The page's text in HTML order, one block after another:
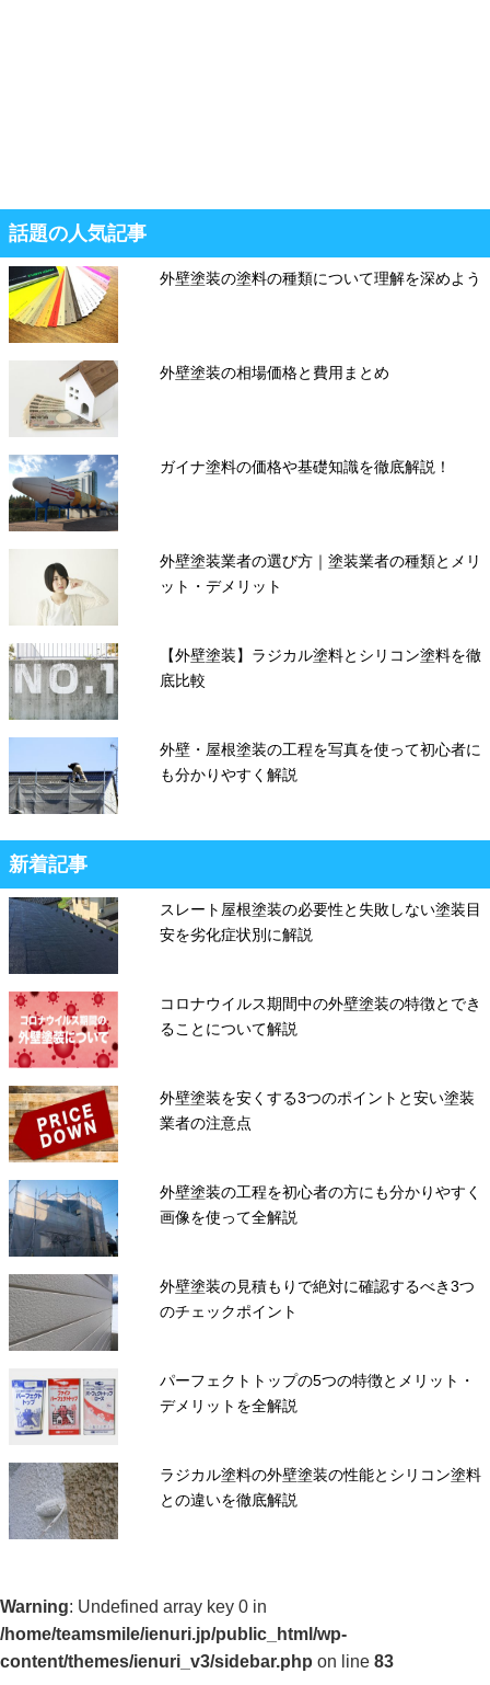
話題の人気記事
外壁塗装の塗料の種類について理解を深めよう
外壁塗装の相場価格と費用まとめ
ガイナ塗料の価格や基礎知識を徹底解説！
外壁塗装業者の選び方｜塗装業者の種類とメリ
ット・デメリット
【外壁塗装】ラジカル塗料とシリコン塗料を徹
底比較
外壁・屋根塗装の工程を写真を使って初心者に
も分かりやすく解説
新着記事
スレート屋根塗装の必要性と失敗しない塗装目
安を劣化症状別に解説
コロナウイルス期間中の外壁塗装の特徴とでき
ることについて解説
外壁塗装を安くする3つのポイントと安い塗装
業者の注意点
外壁塗装の工程を初心者の方にも分かりやすく
画像を使って全解説
外壁塗装の見積もりで絶対に確認するべき3つ
のチェックポイント
パーフェクトトップの5つの特徴とメリット・
デメリットを全解説
ラジカル塗料の外壁塗装の性能とシリコン塗料
との違いを徹底解説
Warning: Undefined array key 0 in
/home/teamsmile/ienuri.jp/public_html/wp-
content/themes/ienuri_v3/sidebar.php on line 83